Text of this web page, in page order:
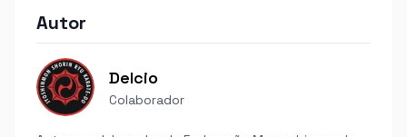
Autor
Delcio
Colaborador